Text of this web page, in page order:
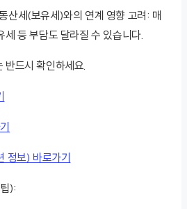
산세(보유세)와의 연계 영향 고려: 매
등 부담도 달라질 수 있습니다.
드시 확인하세요.
정보) 바로가기
):